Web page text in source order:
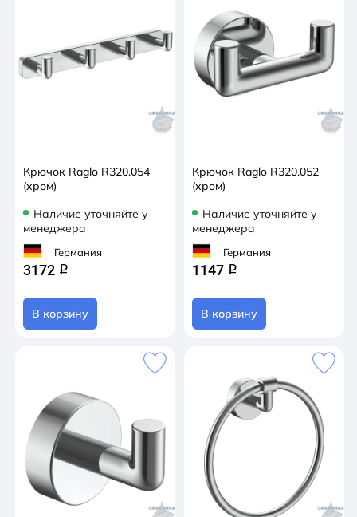
Крючок Raglo R320.054
(хром)
Наличие уточняйте у
менеджера
Германия
3172 q
В корзину
Крючок Raglo R320.052
(хром)
Наличие уточняйте у
менеджера
Германия
1147 q
В корзину